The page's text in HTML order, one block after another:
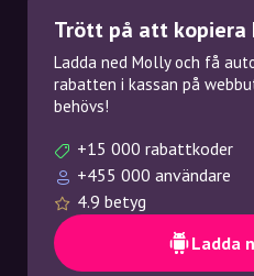
Trött på att kopiera
Ladda ned Molly och få
rabatten i kassan på
behövs!
+15 000 rabattkoder
+455 000 användare
4.9 betyg
Ladda